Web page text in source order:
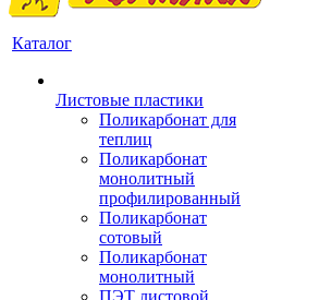
Каталог
Листовые пластики
Поликарбонат для
теплиц
Поликарбонат
монолитный
профилированный
Поликарбонат
сотовый
Поликарбонат
монолитный
ПЭТ листовой